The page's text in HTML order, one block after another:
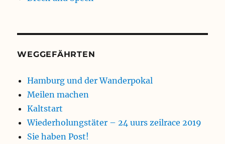
WEGGEFÄHRTEN
Hamburg und der Wanderpokal
Meilen machen
Kaltstart
Wiederholungstäter – 24 uurs zeilrace 2019
Sie haben Post!